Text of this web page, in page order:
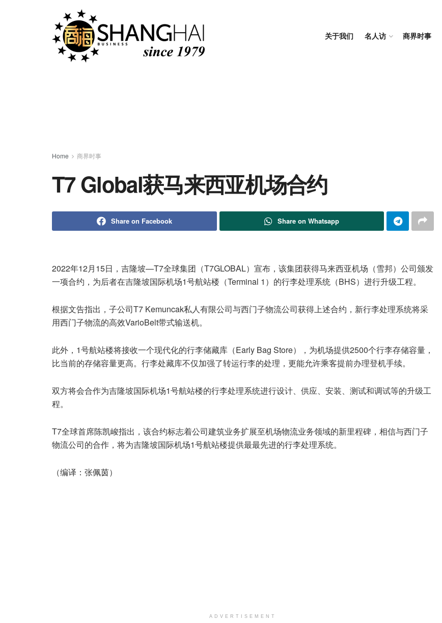
关于我们 名人访 商界时事
Home 商界时事
T7 Global获马来西亚机场合约
Share on Facebook Share on Whatsapp
2022年12月15日，吉隆坡—T7全球集团（T7GLOBAL）宣布，该集团获得马来西亚机场（雪邦）公司颁发
一项合约，为后者在吉隆坡国际机场1号航站楼（Terminal 1）的行李处理系统（BHS）进行升级工程。
根据文告指出，子公司T7 Kemuncak私人有限公司与西门子物流公司获得上述合约，新行李处理系统将采
用西门子物流的高效VarioBelt带式输送机。
此外，1号航站楼将接收一个现代化的行李储藏库（Early Bag Store），为机场提供2500个行李存储容量，
比当前的存储容量更高。行李处藏库不仅加强了转运行李的处理，更能允许乘客提前办理登机手续。
双方将会合作为吉隆坡国际机场1号航站楼的行李处理系统进行设计、供应、安装、测试和调试等的升级工
程。
T7全球首席陈凯峻指出，该合约标志着公司建筑业务扩展至机场物流业务领域的新里程碑，相信与西门子
物流公司的合作，将为吉隆坡国际机场1号航站楼提供最最先进的行李处理系统。
（编译：张佩茵）
ADVERTISEMENT